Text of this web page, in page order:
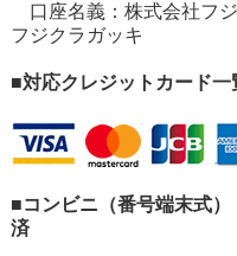
口座名義：株式会社
フジクラガッキ
■対応クレジットカード一
■コンビニ（番号端末式
済